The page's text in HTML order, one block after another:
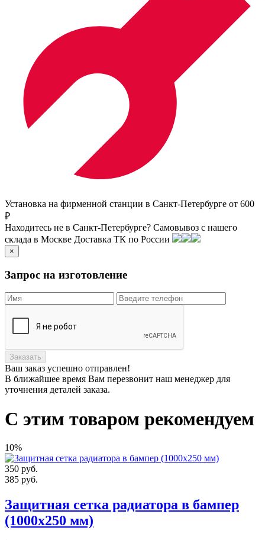
Установка на фирменной станции в Санкт-Петербурге от 600
₽
Находитесь не в Санкт-Петербурге? Самовывоз с нашего
склада в Москве Доставка ТК по России
×
Запрос на изготовление
Заказать
Ваш заказ успешно отправлен!
В ближайшее время Вам перезвонит наш менеджер для
уточнения деталей заказа.
С этим товаром рекомендуем
10%
350 руб.
385 руб.
Защитная сетка радиатора в бампер
(1000х250 мм)